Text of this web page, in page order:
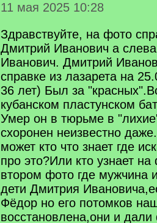
11 мая 2025 10:28
Здравствуйте, на фото
Дмитрий Иванович а
Иванович. Дмитрий
справке из лазарета на
36 лет) Был за
кубанском пластунском
Умер он в тюрьме в
схоронен неизвестно
может кто что знает где
про это?Или кто узнает
втором фото где мужчина
дети Дмитрия
Фёдор но его потомков
восстановлена,они и